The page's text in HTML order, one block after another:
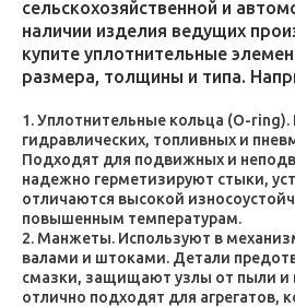
сельскохозяйственной и
наличии изделия ведущих
купите уплотнительные
размера, толщины и типа.
Уплотнительные кольца (O-
гидравлических, топливных и
Подходят для подвижных и
надежно герметизируют стыки,
отличаются высокой
повышенным температурам.
Манжеты. Используют в
валами и штоками. Детали
смазки, защищают узлы от пыли и
отлично подходят для агрегатов,